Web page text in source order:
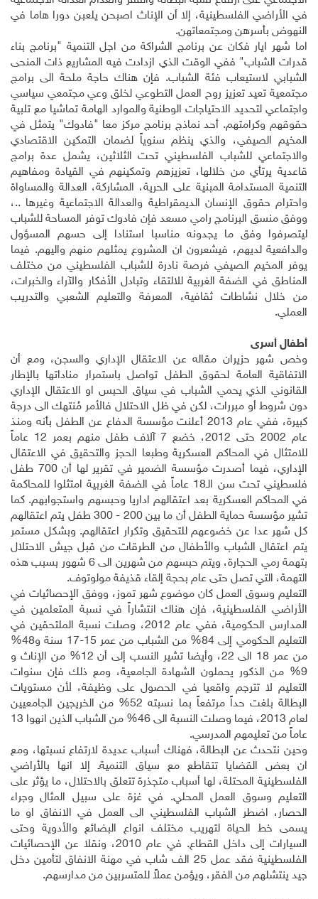
في الأراضي الفلسطينية، إلا أن الإناث اصبحن يلعبن دورا هاما في
النهوض بأسرهن ومجتمعاتهن.
اما شهر ايار فكان عن برنامج الشراكة من اجل التنمية "برنامج بناء
قدرات الشباب" ففي الوقت الذي ازدادت فيه المشاريع ذات المنحى
الشبابي لاستيعاب فئة الشباب. فإن هناك حاجة ملحة الى برامج
مجتمعية تعيد تعزيز روح العمل التطوعي لخلق وعي مجتمعي سياسي
واجتماعي لتحديد الاحتياجات الوطنية والموارد الهامة تماشيا مع تلبية
حقوقهم وكرامتهم. أحد نماذج برنامج مركز معا "فادوك" يتمثل في
المخيم الصيفي، والذي ينظم سنوياً لضمان التمكين الاقتصادي
والاجتماعي للشباب الفلسطيني تحت الثلاثين، يشمل عدة برامج
قاعدية يرتأي من خلالها، تعزيزهم وتمكينهم في القيادة ومفاهيم
التنمية المستدامة المبنية على الحرية، المشاركة، العدالة والمساواة
واحترام حقوق الإنسان الديمقراطية والعدالة الاجتماعية وغيرها ..،
ووفق منسق البرنامج رامي مسعد فإن فادوك توفر المساحة للشباب
ليتصرفوا وفق ما يجدونه مناسبا استنادا إلى حسهم المسؤول
والدافعية لديهم، فيشعرون ان المشروع يمثلهم منهم واليهم. فيما
يوفر المخيم الصيفي فرصة نادرة للشباب الفلسطيني من مختلف
المناطق في الضفة الغربية للالتقاء وتبادل الأفكار والآراء والخبرات،
من خلال نشاطات ثقافية، المعرفة والتعليم الشعبي والتدريب
العملي.
أطفال أسرى
وخص شهر حزيران مقاله عن الاعتقال الإداري والسجن، ومع أن
الاتفاقية العامة لحقوق الطفل تواصل باستمرار مناداتها بالإطار
القانوني الذي يحمي الشباب في سياق الحبس او الاعتقال الإداري
دون شروط أو مبررات، لكن في ظل الاحتلال فالأمر مُنتهك الى درجة
كبيرة، ففي عام 2013 أعلنت مؤسسة الدفاع عن الطفل بأنه ومنذ
عام 2002 حتى 2012، خضع 7 آلاف طفل منهم بعمر 12 عاماً
للامتثال في المحاكم العسكرية وطبعا الحجز والتحقيق في الاعتقال
الإداري، فيما أصدرت مؤسسة الضمير في تقرير لها أن 700 طفل
فلسطيني تحت سن الـ18 عاماً في الضفة الغربية امتثلوا للمحاكمة
في المحاكم العسكرية بعد اعتقالهم اداريا وحبسهم واستجوابهم. كما
تشير مؤسسة حماية الطفل أن ما بين 200 - 300 طفل يتم اعتقالهم
كل شهر عدا عن خضوعهم للتحقيق وتكرار اعتقالهم. وبشكل مستمر
يتم اعتقال الشباب والأطفال من الطرقات من قبل جيش الاحتلال
بتهمة رمي الحجارة، ويتم حبسهم من شهرين الى 6 شهور بسبب هذه
التهمة، التي تصل حتى عام بحجة إلقاء قذيفة مولوتوف.
التعليم وسوق العمل كان موضوع شهر تموز، ووفق الإحصائيات في
الأراضي الفلسطينية، فإن هناك انتشاراً في نسبة المتعلمين في
المدارس الحكومية، ففي عام 2012، وصلت نسبة الملتحقين في
التعليم الحكومي إلى 84% من الشباب من عمر 15-17 سنة و48%
من عمر 18 الى 22، وأيضا تشير النسب إلى أن 12% من الإناث و
9% من الذكور يحملون الشهادة الجامعية، ومع ذلك فإن سنوات
التعليم لا تترجم واقعيا في الحصول على وظيفة، لأن مستويات
البطالة بلغت حداً مرتفعاً بما نسبته 52% من الخريجين الجامعيين
لعام 2013، فيما وصلت النسبة الى 46% من الشباب الذين انهوا 13
عاماً من تعليمهم المدرسي.
وحين نتحدث عن البطالة، فهناك أسباب عديدة لارتفاع نسبتها، ومع
ان بعض القضايا تتقاطع مع سياق التنميةـ إلا انها بالأراضي
الفلسطينية المحتلة، لها أسباب متجذرة تتعلق بالاحتلال، ما يؤثر على
التعليم وسوق العمل المحلي. في غزة على سبيل المثال وجراء
الحصار، اضطر الشباب الفلسطيني الى العمل في الانفاق او ما
يسمى خط الحياة لتهريب مختلف انواع البضائع والأدوية وحتى
السيارات إلى داخل القطاع. في عام 2010، ونقلا عن الإحصائيات
الفلسطينية فقد عمل 25 الف شاب في مهنة الانفاق لتأمين دخل
جيد ينتشلهم من الفقر، ويؤمن عملاً للمتسربين من مدارسهم.